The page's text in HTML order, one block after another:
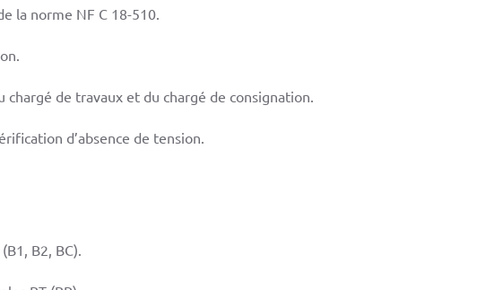
la norme NF C 18-510.
chargé de travaux et du chargé de consignation.
d’absence de tension.
B2, BC).